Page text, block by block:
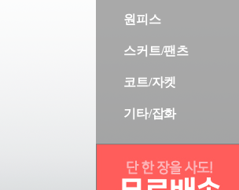
원피스
스커트/팬츠
코트/자켓
기타/잡화